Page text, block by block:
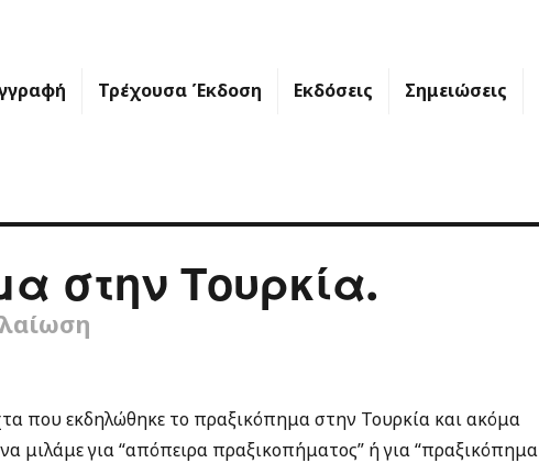
Τρέχουσα Έκδοση Εκδόσεις Σημειώσεις
στην Τουρκία.
που εκδηλώθηκε το πραξικόπημα στην Τουρκία και ακόμα
μιλάμε για “απόπειρα πραξικοπήματος” ή για “πραξικόπημα